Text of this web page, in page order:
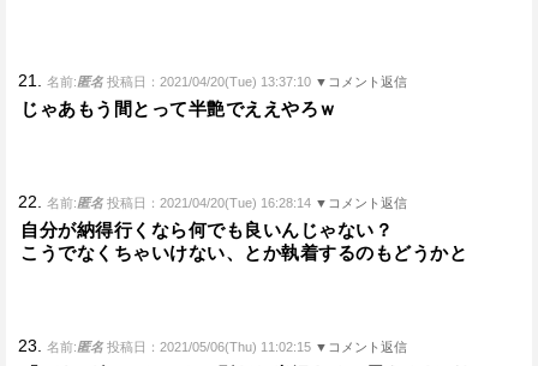
21. 名前:匿名 投稿日：2021/04/20(Tue) 13:37:10 ▼コメント返信
じゃあもう間とって半艶でええやろｗ
22. 名前:匿名 投稿日：2021/04/20(Tue) 16:28:14 ▼コメント返信
自分が納得行くなら何でも良いんじゃない？
こうでなくちゃいけない、とか執着するのもどうかと
23. 名前:匿名 投稿日：2021/05/06(Thu) 11:02:15 ▼コメント返信